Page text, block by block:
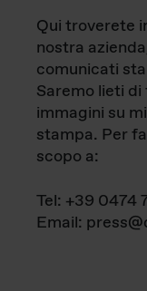
Qui troverete
nostra
comunicati
Saremo lieti
immagini su
stampa. Per
scopo a:
Tel: +39 0474
Email: